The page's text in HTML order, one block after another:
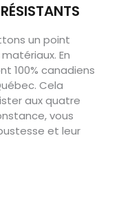
un point
En
100% canadiens
Cela
aux quatre
vous
et leur